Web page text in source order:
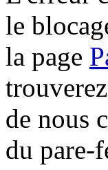
le
la page
de nous
du pare-